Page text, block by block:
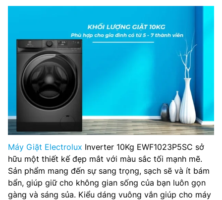
Máy Giặt Electrolux Inverter 10Kg EWF1023P5SC sở
hữu một thiết kế đẹp mắt với màu sắc tối mạnh mẽ.
Sản phẩm mang đến sự sang trọng, sạch sẽ và ít bám
bẩn, giúp giữ cho không gian sống của bạn luôn gọn
gàng và sáng sủa. Kiểu dáng vuông vắn giúp cho máy